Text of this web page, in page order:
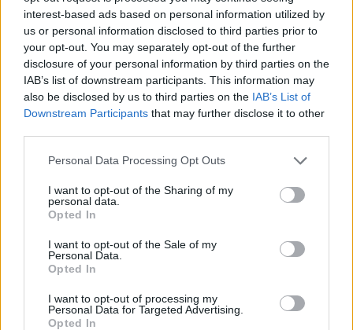
interest-based ads based on personal information utilized by
us or personal information disclosed to third parties prior to
your opt-out. You may separately opt-out of the further
disclosure of your personal information by third parties on the
IAB’s list of downstream participants. This information may
also be disclosed by us to third parties on the IAB’s List of
Downstream Participants that may further disclose it to other
Personal Data Processing Opt Outs
I want to opt-out of the Sharing of my
personal data.
Opted In
I want to opt-out of the Sale of my
Personal Data.
Opted In
I want to opt-out of processing my
Personal Data for Targeted Advertising.
Opted In